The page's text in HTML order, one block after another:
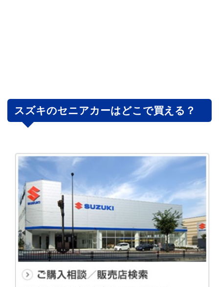
スズキのセニアカーはどこで買える？